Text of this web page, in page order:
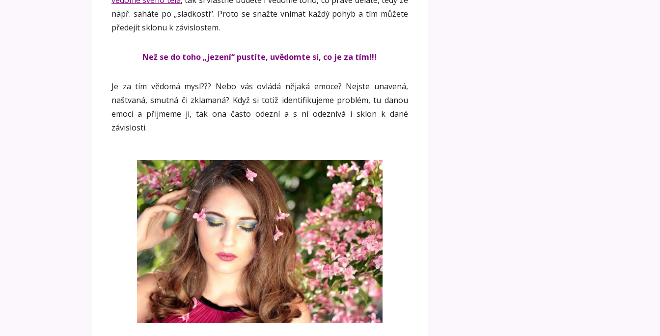
např. saháte po „sladkosti“. Proto se snažte vnímat každý pohyb a tím můžete
předejít sklonu k závislostem.
Než se do toho „jezení“ pustíte, uvědomte si, co je za tím!!!
Je za tím vědomá mysl??? Nebo vás ovládá nějaká emoce? Nejste unavená,
naštvaná, smutná či zklamaná? Když si totiž identifikujeme problém, tu danou
emoci a přijmeme ji, tak ona často odezní a s ní odeznívá i sklon k dané
závislosti.